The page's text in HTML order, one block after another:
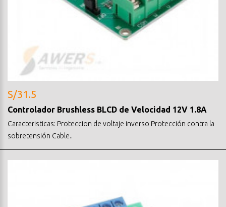
S/31.5
Controlador Brushless BLCD de Velocidad 12V 1.8A
Caracteristicas: Proteccion de voltaje inverso Protección contra la
sobretensión Cable..